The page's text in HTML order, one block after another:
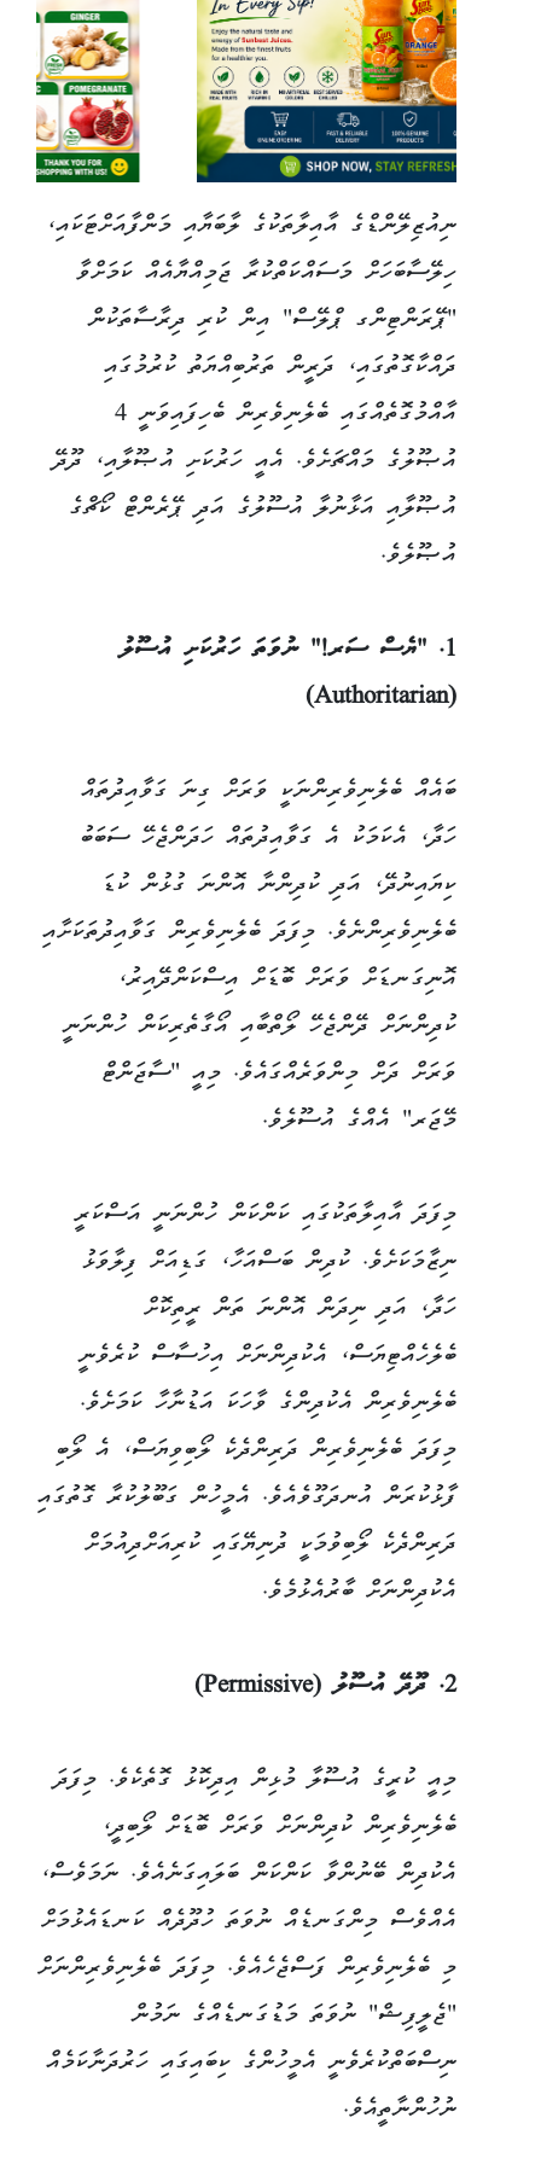
ނިއުޒިލޭންޑްގެ އާއިލާތަކުގެ ލާބަޔާއި މަންފާއަށްޓަކައި،
ހިލޭސާބަހަށް މަސައްކަތްކުރާ ޖަމިއްޔާއެއް ކަމަށްވާ
"ޕޭރަންޓިންގ ޕްލޭސް" އިން ކުރި ދިރާސާތަކުން
ދައްކާގޮތުގައި، ދަރީން ތަރުބިއްޔަތު ކުރުމުގައި
އާއްމުގޮތެއްގައި ބެލެނިވެރިން ބެހިފައިވަނީ 4
އުޞޫލުގެ މައްޗަށެވެ. އެއީ ހަރުކަށި އުޞޫލާއި، ދޫދޭ
އުޞޫލާއި އަޅާނުލާ އުސޫލުގެ އަދި ޕޭރެންޓް ކޯޗްގެ
އުޞޫލެވެ.
1. "ޔެސް ސަރ!" ނުވަތަ ހަރުކަށި އުސޫލު
(Authoritarian)
ބައެއް ބެލެނިވެރިންނަކީ ވަރަށް ގިނަ ގަވާއިދުތައް
ހަދާ، އެކަމަކު އެ ގަވާއިދުތައް ހަދަންޖެހޭ ސަބަބު
ކިޔައިނުދޭ، އަދި ކުދިންނާ އޮންނަ ގުޅުން ކުޑަ
ބެލެނިވެރިންނެވެ. މިފަދަ ބެލެނިވެރިން ގަވާއިދުތަކަށާއި
އޮނިގަނޑަށް ވަރަށް ބޮޑަށް އިސްކަންދޭއިރު،
ކުދިންނަށް ދޭންޖެހޭ ލޯތްބާއި އޯގާތެރިކަން ހުންނަނީ
ވަރަށް ދަށް މިންވަރެއްގައެވެ. މިއީ "ސާޖަންޓް
މޭޖަރ" އެއްގެ އުސޫލެވެ.
މިފަދަ އާއިލާތަކުގައި ކަންކަން ހުންނަނީ އަސްކަރީ
ނިޒާމަކަށެވެ. ކުދިން ބަސްއަހާ، ގަޑިއަށް ފިލާވަޅު
ހަދާ، އަދި ނިދަން އޮންނަ ތަން ރީތިކޮށް
ބެލެހެއްޓިޔަސް، އެކުދިންނަށް އިހުސާސް ކުރެވެނީ
ބެލެނިވެރިން އެކުދިންގެ ވާހަކަ އަޑުނާހާ ކަމަށެވެ.
މިފަދަ ބެލެނިވެރިން ދަރިންދެކެ ލޯބިވިޔަސް، އެ ލޯބި
ފާޅުކުރަން އުނދަގޫވެއެވެ. އެމީހުން ގަބޫލުކުރާ ގޮތުގައި
ދަރިންދެކެ ލޯބިވުމަކީ ދުނިޔޭގައި ކުރިއަށްދިއުމަށް
އެކުދިންނަށް ބާރުއެޅުމެވެ.
2. ދޫދޭ އުސޫލު (Permissive)
މިއީ ކުރީގެ އުސޫލާ މުޅިން އިދިކޮޅު ގޮތެކެވެ. މިފަދަ
ބެލެނިވެރިން ކުދިންނަށް ވަރަށް ބޮޑަށް ލޯބިދީ،
އެކުދިން ބޭނުންވާ ކަންކަން ބަލައިގަނެއެވެ. ނަމަވެސް،
އެއްވެސް މިންގަނޑެއް ނުވަތަ ހުދޫދެއް ކަނޑައެޅުމަށް
މި ބެލެނިވެރިން ފަސްޖެހެއެވެ. މިފަދަ ބެލެނިވެރިންނަށް
"ޖެލީފިޝް" ނުވަތަ މަޑުގަނޑެއްގެ ނަމުން
ނިސްބަތްކުރެވެނީ އެމީހުންގެ ކިބައިގައި ހަރުދަނާކަމެއް
ނުހުންނާތީއެވެ.